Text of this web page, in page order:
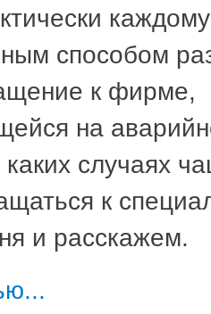
способом
к фирме,
на
случаях
к
и расскажем.